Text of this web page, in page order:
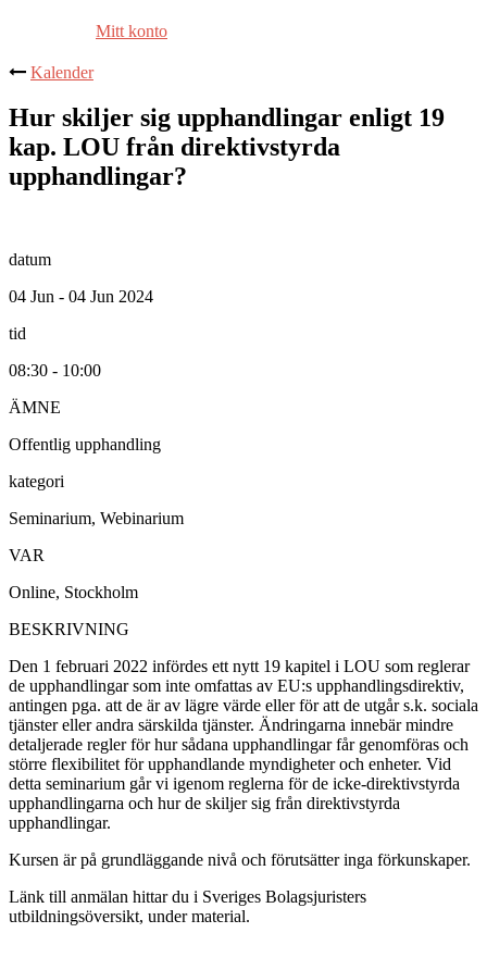
Mitt konto
Kalender
Hur skiljer sig upphandlingar enligt 19
kap. LOU från direktivstyrda
upphandlingar?
datum
04 Jun - 04 Jun 2024
tid
08:30 - 10:00
ÄMNE
Offentlig upphandling
kategori
Seminarium, Webinarium
VAR
Online, Stockholm
BESKRIVNING
Den 1 februari 2022 infördes ett nytt 19 kapitel i LOU som reglerar
de upphandlingar som inte omfattas av EU:s upphandlingsdirektiv,
antingen pga. att de är av lägre värde eller för att de utgår s.k. sociala
tjänster eller andra särskilda tjänster. Ändringarna innebär mindre
detaljerade regler för hur sådana upphandlingar får genomföras och
större flexibilitet för upphandlande myndigheter och enheter. Vid
detta seminarium går vi igenom reglerna för de icke-direktivstyrda
upphandlingarna och hur de skiljer sig från direktivstyrda
upphandlingar.
Kursen är på grundläggande nivå och förutsätter inga förkunskaper.
Länk till anmälan hittar du i Sveriges Bolagsjuristers
utbildningsöversikt, under material.